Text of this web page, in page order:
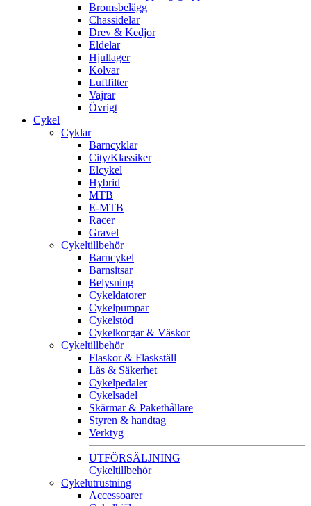
Bromsbelägg
Chassidelar
Drev & Kedjor
Eldelar
Hjullager
Kolvar
Luftfilter
Vajrar
Övrigt
Cykel
Cyklar
Barncyklar
City/Klassiker
Elcykel
Hybrid
MTB
E-MTB
Racer
Gravel
Cykeltillbehör
Barncykel
Barnsitsar
Belysning
Cykeldatorer
Cykelpumpar
Cykelstöd
Cykelkorgar & Väskor
Cykeltillbehör
Flaskor & Flaskställ
Lås & Säkerhet
Cykelpedaler
Cykelsadel
Skärmar & Pakethållare
Styren & handtag
Verktyg
UTFÖRSÄLJNING
Cykeltillbehör
Cykelutrustning
Accessoarer